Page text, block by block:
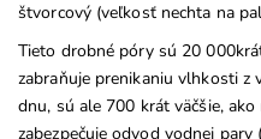
štvorcový (veľkosť nechta na
Tieto drobné póry sú 20
zabraňuje prenikaniu vlhkosti z
dnu, sú ale 700 krát väčšie,
zabezpečuje odvod vodnej